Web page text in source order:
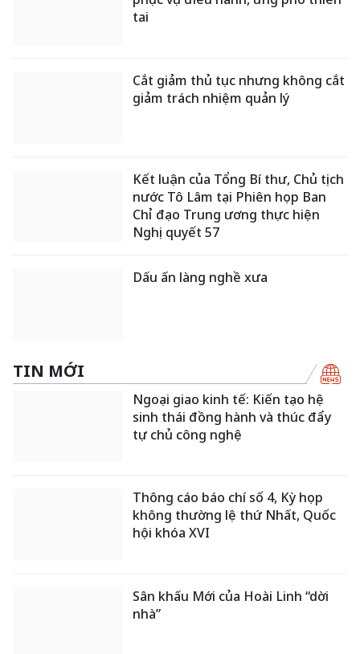
tai
Cắt giảm thủ tục nhưng không cắt
giảm trách nhiệm quản lý
Kết luận của Tổng Bí thư, Chủ tịch
nước Tô Lâm tại Phiên họp Ban
Chỉ đạo Trung ương thực hiện
Nghị quyết 57
Dấu ấn làng nghề xưa
TIN MỚI
Ngoại giao kinh tế: Kiến tạo hệ
sinh thái đồng hành và thúc đẩy
tự chủ công nghệ
Thông cáo báo chí số 4, Kỳ họp
không thường lệ thứ Nhất, Quốc
hội khóa XVI
Sân khấu Mới của Hoài Linh “dời
nhà”